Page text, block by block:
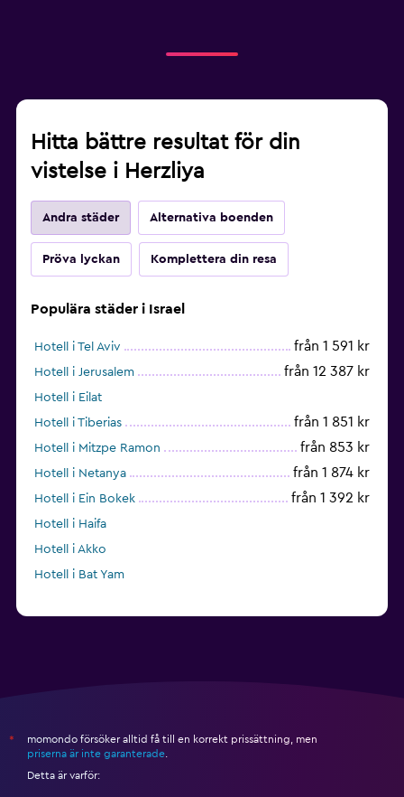
Hitta bättre resultat för din
vistelse i Herzliya
Andra städer Alternativa boenden
Pröva lyckan Komplettera din resa
Populära städer i Israel
Hotell i Tel Aviv från 1 591 kr
Hotell i Jerusalem från 12 387 kr
Hotell i Eilat
Hotell i Tiberias
från 1 851 kr
Hotell i Mitzpe Ramon från 853 kr
Hotell i Netanya från 1 874 kr
Hotell i Ein Bokek från 1 392 kr
Hotell i Haifa
Hotell i Akko
Hotell i Bat Yam
*
momondo försöker alltid få till en korrekt prissättning, men
priserna är inte garanterade
Detta är varför: